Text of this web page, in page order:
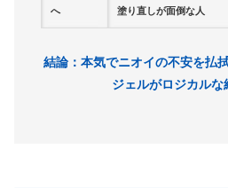
へ
塗り直しが面倒な人
結論：本気でニオイの不安を払
ジェルがロジカルな